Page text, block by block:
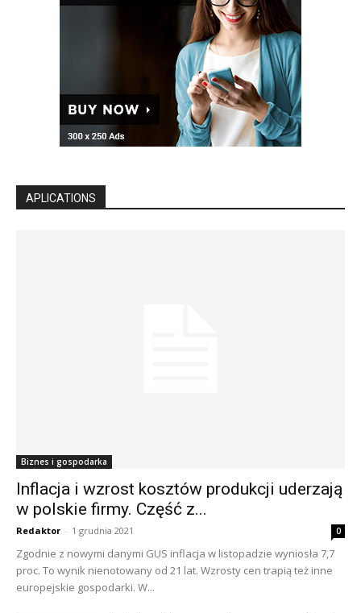
APLICATIONS
Biznes i gospodarka
Inflacja i wzrost kosztów produkcji uderzają
w polskie firmy. Część z...
Redaktor - 1 grudnia 2021 0
Zgodnie z nowymi danymi GUS inflacja w listopadzie wyniosła 7,7
proc. To wynik nienotowany od 21 lat. Wzrosty cen trapią też inne
europejskie gospodarki. W...